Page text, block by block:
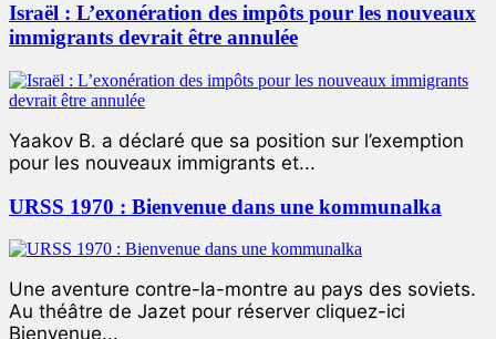
Israël : L’exonération des impôts pour les nouveaux
immigrants devrait être annulée
Yaakov B. a déclaré que sa position sur l’exemption
pour les nouveaux immigrants et...
URSS 1970 : Bienvenue dans une kommunalka
Une aventure contre-la-montre au pays des soviets.
Au théâtre de Jazet pour réserver cliquez-ici
Bienvenue...